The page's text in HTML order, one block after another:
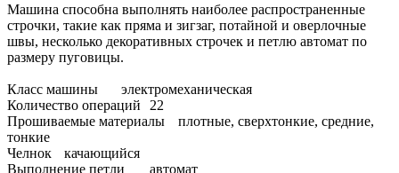
Машина способна выполнять наиболее распространенные
строчки, такие как пряма и зигзаг, потайной и оверлочные
швы, несколько декоративных строчек и петлю автомат по
размеру пуговицы.
Класс машины
электромеханическая
Количество операций
22
Прошиваемые материалы
плотные, сверхтонкие, средние,
тонкие
Челнок
качающийся
Выполнение петли
автомат